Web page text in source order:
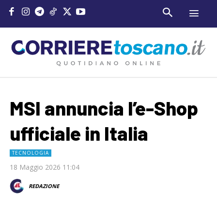
MSI annuncia l’e-Shop
ufficiale in Italia
TECNOLOGIA
18 Maggio 2026 11:04
REDAZIONE